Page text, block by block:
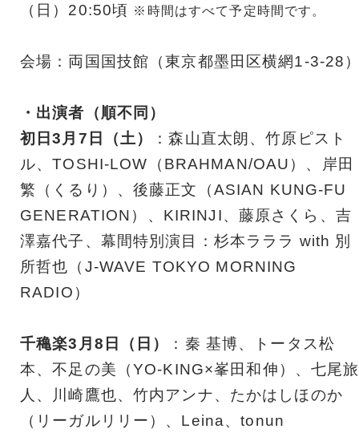
（日）20:50頃 ※時間はすべて予定時間です。
会場：両国国技館（東京都墨田区横網1-3-28
・出演者（順不同）
初日3月7日（土）
：森山直太朗、竹原ピスト
ル、TOSHI-LOW（BRAHMAN/OAU）、岸田
繁（くるり）、後藤正文（ASIAN KUNG-FU
GENERATION）、KIRINJI、藤原さくら、吉
澤嘉代子、幕間特別演目：杉本ラララ with 別
所哲也（J-WAVE TOKYO MORNING
RADIO）
千穐楽3月8日（日）
：秦 基博、トータス松
本、不足の美（YO-KING×峯田和伸）、七尾旅
人、川崎鷹也、竹内アンナ、たかはしほのか
（リーガルリリー）、Leina、tonun